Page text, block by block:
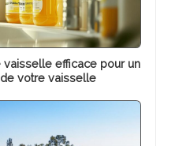
vaisselle efficace pour un
votre vaisselle